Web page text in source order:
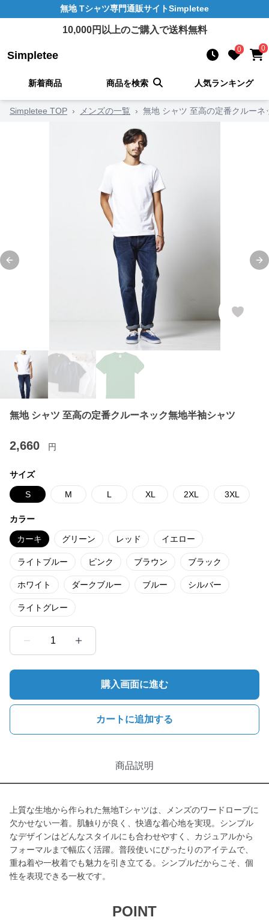
無地 Tシャツ専門通販サイトSimpletee
10,000円以上のご購入で送料無料
Simpletee 0 0
新着商品 商品を検索 人気ランキング
Simpletee TOP › メンズの一覧 › 無地 シャツ 至高の定番クルーネ
Previous slide
無地 シャツ 至高の定番クルーネック無地半袖シャツ
2,660 円
サイズ
S M L XL 2XL 3XL
カラー
カーキ グリーン レッド イエロー
ライトブルー ピンク ブラウン ブラック
ホワイト ダークブルー ブルー シルバー
ライトグレー
1
購入画面に進む
カートに追加する
商品説明
上質な生地から作られた無地Tシャツは、メンズのワードローブに
欠かせない一着。肌触りが良く、快適な着心地を実現。シンプル
なデザインはどんなスタイルにも合わせやすく、カジュアルから
フォーマルまで幅広く活躍。普段使いにぴったりのアイテムで、
重ね着や一枚着でも魅力を引き立てる。シンプルだからこそ、個
性を表現できる一枚です。
POINT